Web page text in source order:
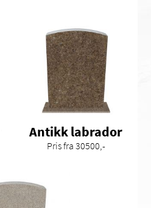
Antikk labrador
Pris fra 30500,-